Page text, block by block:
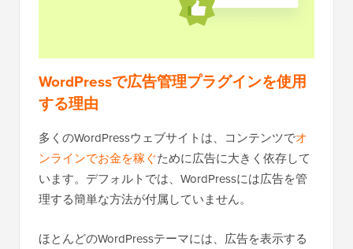
WordPressで広告管理プラグインを使用
する理由
多くのWordPressウェブサイトは、コンテンツでオ
ンラインでお金を稼ぐために広告に大きく依存して
います。デフォルトでは、WordPressには広告を管
理する簡単な方法が付属していません。
ほとんどのWordPressテーマには、広告を表示する